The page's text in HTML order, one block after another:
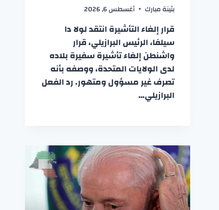
بثينة مبارك أغسطس 6, 2026
قرار إلغاء التأشيرة انتقد لولا دا
سيلفا، الرئيس البرازيلي، قرار
واشنطن إلغاء تأشيرة سفيرة بلاده
لدى الولايات المتحدة، ووصفه بأنه
تصرف غير مسؤول ومتهور. رد الفعل
البرازيلي…